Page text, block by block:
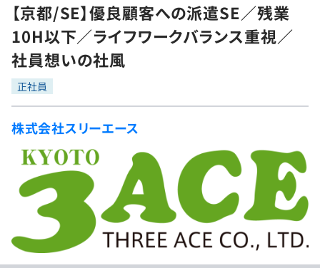
転職成功ガイド
転職エージェント
インタビュー
転職成功ガイド
求人検索
本選考
インターン
新卒エージェント
イベント・セミナー
インタビュー
就活成功ガイド
学習
問題集
4択課題
ナレッジ
リファレンス
プラン
プログラミング言語
評価結果一覧
再チャレンジ結果一覧
ゲーム・マンガ
Tech Team Journal
paiza times
paizaとは？
【京都/SE】優良顧客への派遣SE／残業
10H以下／ライフワークバランス重視／
社員想いの社風
正社員
株式会社スリーエース